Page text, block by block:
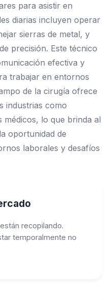
para asistir en
diarias incluyen operar
sierras de metal, y
precisión. Este técnico
efectiva y
trabajar en entornos
de la cirugía ofrece
industrias como
lo que brinda al
oportunidad de
laborales y desafíos
recopilando.
temporalmente no